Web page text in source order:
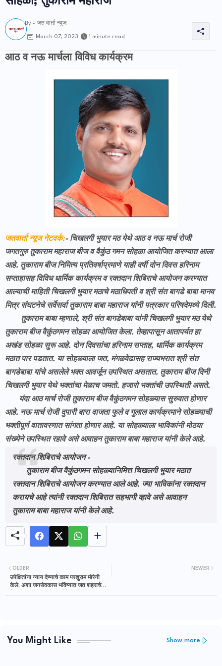
By - जत वार्ता न्यूज
March 07, 2023 1 minute read
आठ व नऊ मार्चला विविध कार्यक्रम
जतवार्ता न्यूज नेटवर्क:- चिखलगी भुयार मठ येथे आठ व नऊ मार्च रोजी
जगतगुरु तुकाराम महाराज बीज व वैकुंठ गमन सोहळा आयोजित करण्यात आला
आहे. तुकाराम बीज निमित्य प्रतिवर्षाप्रमाणे याही वर्षी दोन दिवस हरिनाम
सप्ताहासह विविध धार्मिक कार्यक्रम व रक्तदान शिबिराचे आयोजन करण्यात
आल्याची माहिती चिखलगी भुयार मठाचे मठाधिपती व श्री संत बागडे बाबा मानव
मित्र संघटनेचे सर्वेसर्वा तुकाराम बाबा महाराज यांनी पत्रकार परिषदेमध्ये दिली.
तुकाराम बाबा म्हणाले, श्री संत बागडेबाबा यांनी चिखलगी भुयार मठ येथे
तुकाराम बीज वैकुंठगमन सोहळा आयोजित केला. तेव्हापासून आतापर्यत हा
अखंड सोहळा सुरू आहे. दोन दिवसांचा हरिनाम सप्ताह, धार्मिक कार्यक्रम
मठात पार पडतात. या सोहळ्याला जत, मंगळवेढासह राज्यभरात श्री संत
बागडेबाबा यांचे असलेले भक्त आवर्जून उपस्थित असतात. तुकाराम बीज दिनी
चिखलगी भुयार येथे भक्तांचा मेळाच जमतो. हजारो भक्तांची उपस्थिती असते.
यंदा आठ मार्च रोजी तुकाराम बीज वैकुंठगमन सोहळ्यास सुरुवात होणार
आहे. नऊ मार्च रोजी दुपारी बारा वाजता फुले व गुलाल कार्यक्रमाने सोहळ्याची
भक्तीपूर्ण वातावरणात सांगता होणार आहे. या सोहळ्याला भाविकांनी मोठया
संख्येने उपस्थित रहावे असे आवाहन तुकाराम बाबा महाराज यांनी केले आहे.
रक्तदान शिबिराचे आयोजन -
तुकाराम बीज वैकुंठगमन सोहळ्यानिमित्त चिखलगी भुयार मठात
रक्तदान शिबिराचे आयोजन करण्यात आले आहे. ज्या भाविकांना रक्तदान
करायचे आहे त्यांनी रक्तदान शिबिरात सहभागी व्हावे असे आवाहन
तुकाराम बाबा महाराज यांनी केले आहे.
NEWER
OLDER
उपेक्षितांना न्याय देण्याचे काम परशुराम मोरेनी
केले, अशा जनसेवकास भविष्यात जत शहराचे
You Might Like Show more